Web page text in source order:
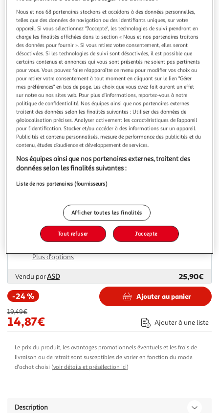
précédente
suivante
EDUCA
CONSTELLATIONS - Puzzle de 1000 pieces
1000 CONSTELLATIONS - Ce puzzle est composé de 1000
pieces parfaitement finies pour un assemblage simple et
sûr. La collection Puzzle Passion c´est aussi des prestations
de qualité, avec un sachet de colle Fix Puzzle® fourni pour
tous les puzzles de 500 a 2000 pieces, Dimensions
approximatives du pu
En savoir +
Vendu par Multishop
Retrait dès 4/5 jours
2,00€
Plus d'options
Vendu par Multishop 14,87€ 19,49€
A partir de 4,50€
Avenue des Jeux
Livraison dès 1/2 semaines
Plus d'options
Vendu parASD
25,90€
-24 %
19,49€
14,87€
Ajouter au panier
Ajouter à une liste
Le prix du produit, les avantages promotionnels éventuels et les frais de
livraison ou de retrait sont susceptibles de varier en fonction du mode
d'achat choisi (voir détails et présélection ici)
Description
Nous et nos 68 partenaires stockons et accédons à des données personnelles,
telles que des données de navigation ou des identifiants uniques, sur votre
appareil. Si vous sélectionnez "J'accepte", les technologies de suivi prendront en
charge les finalités affichées dans la section « Nous et nos partenaires traitons
des données pour fournir ». Si vous retirez votre consentement, elles seront
désactivées. Si les technologies de suivi sont désactivées, il est possible que
certains contenus et annonces qui vous sont présentés ne soient pas pertinents
pour vous. Vous pouvez faire réapparaître ce menu pour modifier vos choix ou
pour retirer votre consentement à tout moment en cliquant sur le lien "Gérer
mes préférences" en bas de page. Les choix que vous avez fait auront un effet
sur notre ou nos sites web. Pour plus d’informations, reportez-vous à notre
politique de confidentialité. Nos équipes ainsi que nos partenaires externes
traitent des données selon les finalités suivantes : Utiliser des données de
géolocalisation précises. Analyser activement les caractéristiques de l’appareil
pour l’identification. Stocker et/ou accéder à des informations sur un appareil.
Publicités et contenu personnalisés, mesure de performance des publicités et du
contenu, études d’audience et développement de services.
Nos équipes ainsi que nos partenaires externes, traitent des
données selon les finalités suivantes :
Liste de nos partenaires (fournisseurs)
Afficher toutes les finalités
Tout refuser J'accepte